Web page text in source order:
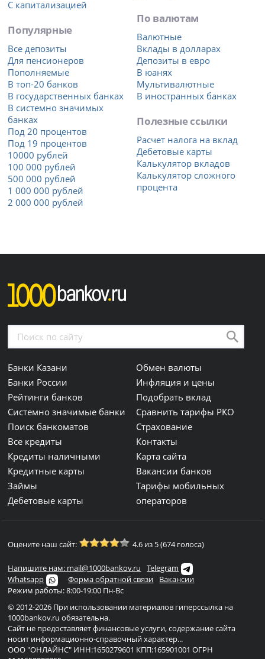
С капитализацией
Популярные
Все депозиты
Для пенсионеров
Пополняемые
В топ-20 банков
В государственных банках
В системно значимых
банках
Под 20 процентов
Под 19 процентов
10000 рублей
100 000 рублей
500 000 рублей
1 000 000 рублей
2 000 000 рублей
По валютам
Валютные
Вклады в долларах
Депозиты в евро
В юанях
Мультивалютные
В иностранных банках
Полезные ссылки
Расчет налога на вклад
Дебетовые карты
Калькулятор вкладов
Калькулятор сложного
процента
Банки Казани
Банки России
Рейтинги банков
Системно значимые банки
Поиск банкоматов
Все кредиты
Кредиты наличными
Кредитные карты
Займы
Дебетовые карты
Обмен валюты
Инфляция и цены
Подобрать вклад
Сравнить тарифы РКО
Страхование
Контакты
Карта сайта
Вакансии банков
Тарифы мобильных
операторов
Оцените наш сайт: 4.6 из 5 (674 голоса)
Напишите нам: mail@1000bankov.ru
Telegram
Whatsapp
Форма обратной связи
Вакансии
Режим работы: 8:00-19:00 Пн-Вс
© 2012-2026 При использовании материалов гиперссылка на
1000bankov.ru обязательна.
Сайт не предоставляет финансовые услуги, содержание сайта
носит информационно-справочный характер...
ООО "ОНЛАЙНС" ИНН:1650279601 КПП:165901001 ОГРН